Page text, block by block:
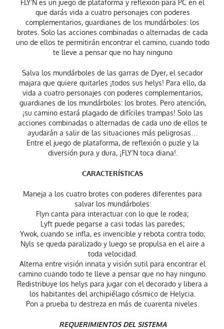
FLY’N es un juego de plataforma y reflexión para PC en el
que darás vida a cuatro personajes con poderes
complementarios, guardianes de los mundárboles: los
brotes. Solo las acciones combinadas o alternadas de cada
uno de ellos te permitirán encontrar el camino, cuando todo
te lleve a pensar que no hay ninguno
Salva los mundárboles de las garras de Dyer, el secador
majara que quiere quitarles ¡todos sus helys! Para ello, da
vida a cuatro personajes con poderes complementarios,
guardianes de los mundárboles: los brotes. Pero atención,
¡su camino estará plagado de difíciles trampas! Solo las
acciones combinadas o alternadas de cada uno de ellos te
ayudarán a salir de las situaciones más peligrosas…
Entre el juego de plataforma, de reflexión o puzle y la
diversión pura y dura, ¡FLY’N toca diana!.
CARACTERÍSTICAS
Maneja a los cuatro brotes con poderes diferentes para
salvar los mundárboles:
Flyn canta para interactuar con lo que le rodea;
Lyft puede pegarse a casi todas las paredes;
Ywok, cuando se infla, es invencible y rebota contra todo;
Nyls se queda paralizado y luego se propulsa en el aire a
toda velocidad.
Alterna entre visión innata y visión sutil para encontrar el
camino cuando todo te lleve a pensar que no hay ninguno.
Redistribuye los helys para jugar con el decorado y libera a
los habitantes del archipiélago cósmico de Helycia.
Pon a prueba tu destreza en más de cuarenta niveles.
REQUERIMIENTOS DEL SISTEMA